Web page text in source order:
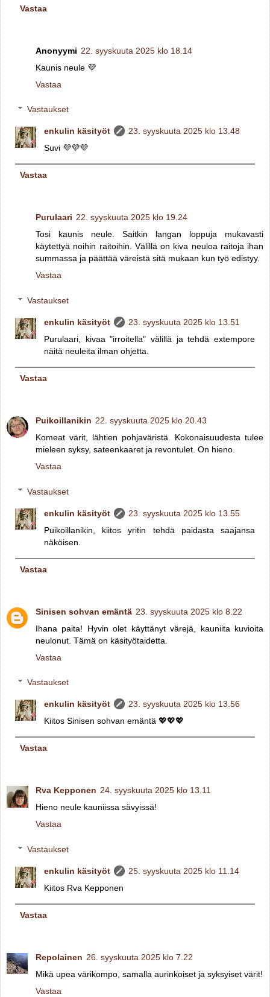
Vastaa
Anonyymi 22. syyskuuta 2025 klo 18.14
Kaunis neule 💜
Vastaa
Vastaukset
enkulin käsityöt
23. syyskuuta 2025 klo 13.48
Suvi 💜💜💜
Vastaa
Purulaari 22. syyskuuta 2025 klo 19.24
Tosi kaunis neule. Saitkin langan loppuja mukavasti
käytettyä noihin raitoihin. Välillä on kiva neuloa raitoja ihan
summassa ja päättää väreistä sitä mukaan kun työ edistyy.
Vastaa
Vastaukset
enkulin käsityöt
23. syyskuuta 2025 klo 13.51
Purulaari, kivaa "irroitella" välillä ja tehdä extempore
näitä neuleita ilman ohjetta.
Vastaa
Puikoillanikin 22. syyskuuta 2025 klo 20.43
Komeat värit, lähtien pohjaväristä. Kokonaisuudesta tulee
mieleen syksy, sateenkaaret ja revontulet. On hieno.
Vastaa
Vastaukset
enkulin käsityöt
23. syyskuuta 2025 klo 13.55
Puikoillanikin, kiitos yritin tehdä paidasta saajansa
näköisen.
Vastaa
Sinisen sohvan emäntä 23. syyskuuta 2025 klo 8.22
Ihana paita! Hyvin olet käyttänyt värejä, kauniita kuvioita
neulonut. Tämä on käsityötaidetta.
Vastaa
Vastaukset
enkulin käsityöt
23. syyskuuta 2025 klo 13.56
Kiitos Sinisen sohvan emäntä 💖💖💖
Vastaa
Rva Kepponen 24. syyskuuta 2025 klo 13.11
Hieno neule kauniissa sävyissä!
Vastaa
Vastaukset
enkulin käsityöt
25. syyskuuta 2025 klo 11.14
Kiitos Rva Kepponen
Vastaa
Repolainen 26. syyskuuta 2025 klo 7.22
Mikä upea värikompo, samalla aurinkoiset ja syksyiset värit!
Vastaa